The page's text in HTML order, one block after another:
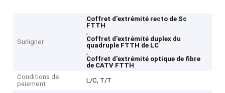
Surligner
Coffret d'extrémité recto de Sc
FTTH
,
Coffret d'extrémité duplex du
quadruple FTTH de LC
,
Coffret d'extrémité optique de fibre
de CATV FTTH
Conditions de
paiement
L/C, T/T